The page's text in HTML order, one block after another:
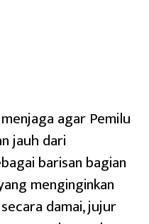
agar Pemilu
jauh dari
barisan bagian
menginginkan
damai, jujur